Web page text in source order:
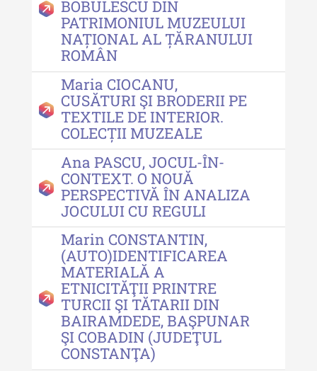
Acta Pangratia II (2024)
Acta Pangratia III (2025)
Indexul Complet
Alte publicatii, cataloage, volume de
autor
Indexul Complet
Informații Utile
Despre Editură
Contact
Indexul Publicațiilor
BOBULESCU DIN
PATRIMONIUL MUZEULUI
NAȚIONAL AL ȚĂRANULUI
ROMÂN
Maria CIOCANU,
CUSĂTURI ŞI BRODERII PE
TEXTILE DE INTERIOR.
COLECȚII MUZEALE
Ana PASCU, JOCUL-ÎN-
CONTEXT. O NOUĂ
PERSPECTIVĂ ÎN ANALIZA
JOCULUI CU REGULI
Marin CONSTANTIN,
(AUTO)IDENTIFICAREA
MATERIALĂ A
ETNICITĂŢII PRINTRE
TURCII ŞI TĂTARII DIN
BAIRAMDEDE, BAŞPUNAR
ŞI COBADIN (JUDEŢUL
CONSTANŢA)